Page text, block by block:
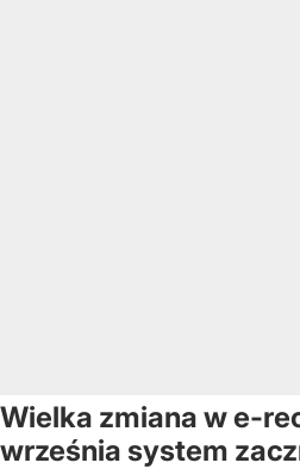
Wielka zmiana w e-
września system